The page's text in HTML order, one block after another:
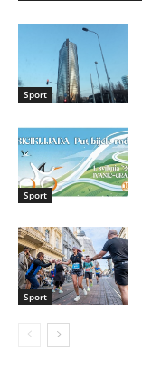
Sport
Sport
Sport